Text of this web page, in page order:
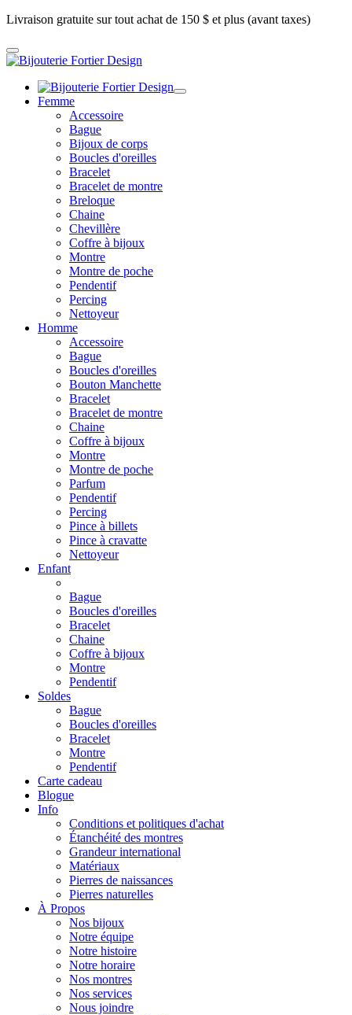
Livraison gratuite sur tout achat de 150 $ et plus (avant taxes)
Femme
Accessoire
Bague
Bijoux de corps
Boucles d'oreilles
Bracelet
Bracelet de montre
Breloque
Chaine
Chevillère
Coffre à bijoux
Montre
Montre de poche
Pendentif
Percing
Nettoyeur
Homme
Accessoire
Bague
Boucles d'oreilles
Bouton Manchette
Bracelet
Bracelet de montre
Chaine
Coffre à bijoux
Montre
Montre de poche
Parfum
Pendentif
Percing
Pince à billets
Pince à cravatte
Nettoyeur
Enfant
Bague
Boucles d'oreilles
Bracelet
Chaine
Coffre à bijoux
Montre
Pendentif
Soldes
Bague
Boucles d'oreilles
Bracelet
Montre
Pendentif
Carte cadeau
Blogue
Info
Conditions et politiques d'achat
Étanchéité des montres
Grandeur international
Matériaux
Pierres de naissances
Pierres naturelles
À Propos
Nos bijoux
Notre équipe
Notre histoire
Notre horaire
Nos montres
Nos services
Nous joindre